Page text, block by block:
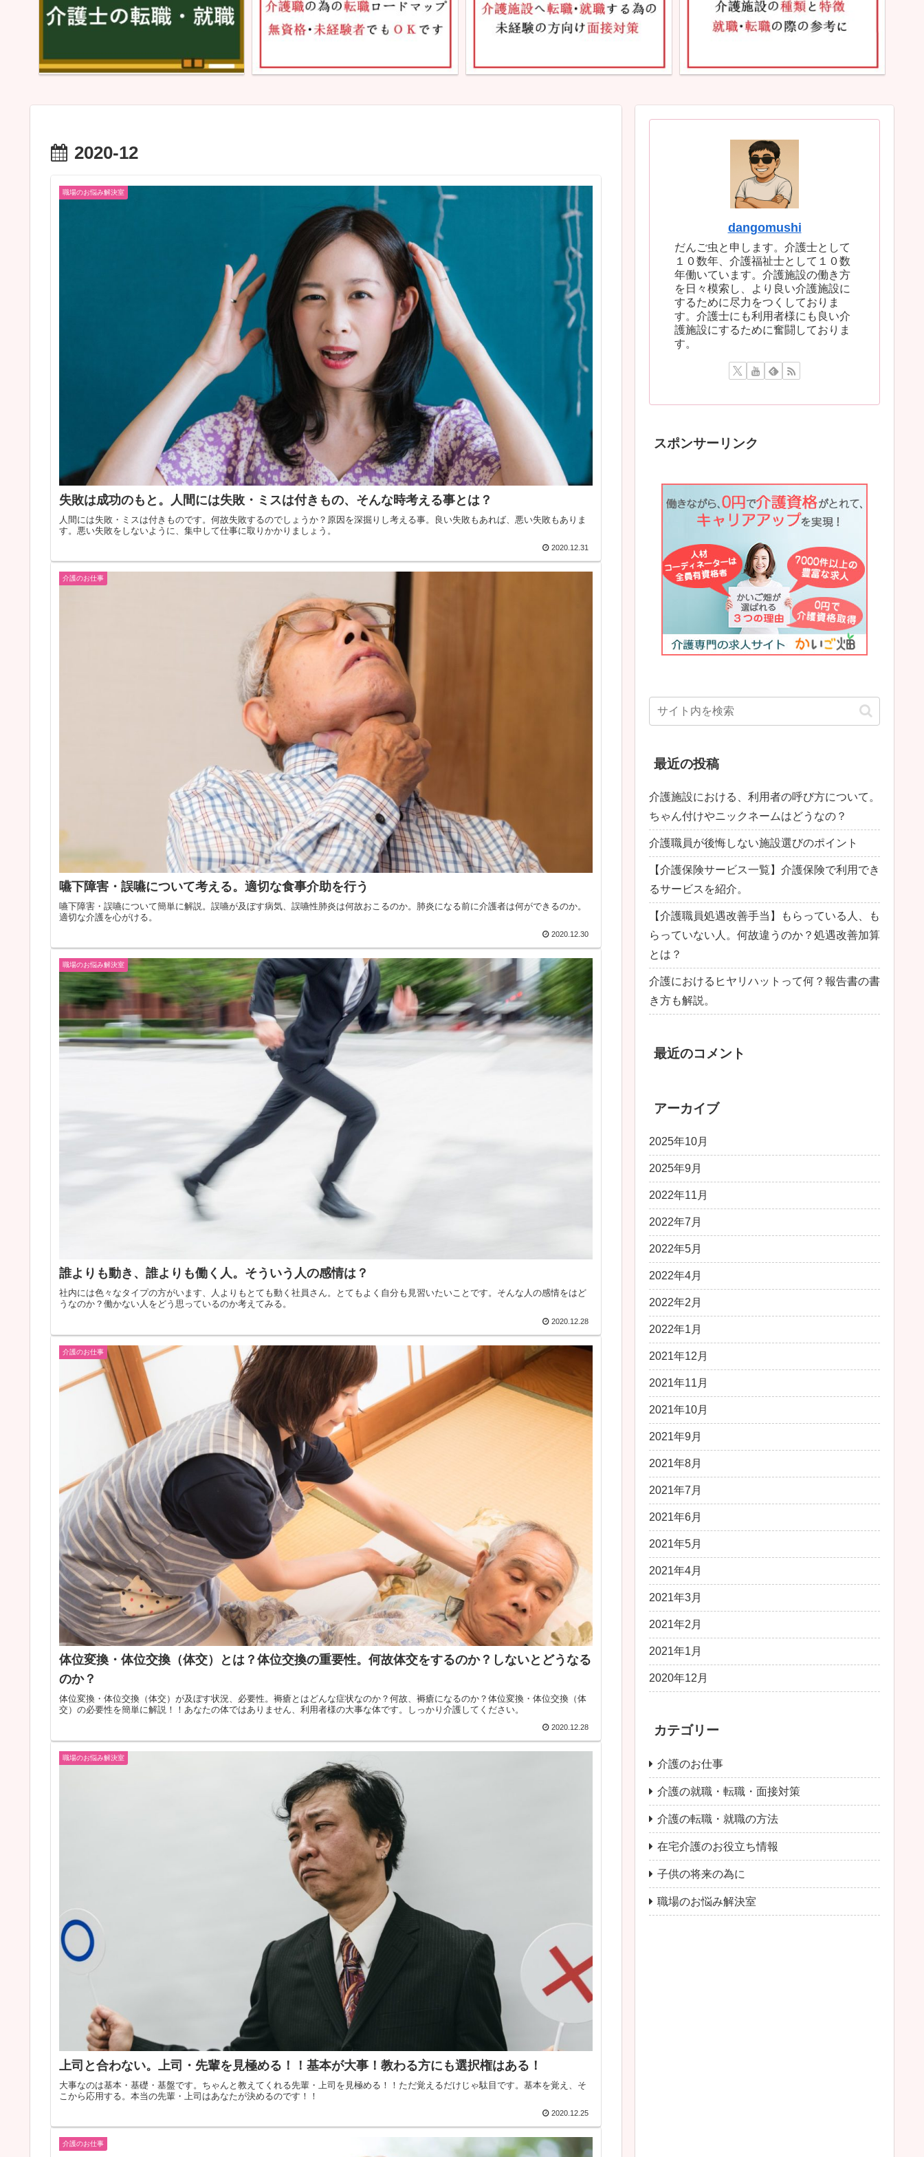
2020-12
職場のお悩み解決室
失敗は成功のもと。人間には失敗・ミスは付きもの、そんな時考える事とは？
人間には失敗・ミスは付きものです。何故失敗するのでしょうか？原因を深掘りし考える事。良い失敗もあれば、悪い失敗もありま
す。悪い失敗をしないように、集中して仕事に取りかかりましょう。
2020.12.31
介護のお仕事
嚥下障害・誤嚥について考える。適切な食事介助を行う
嚥下障害・誤嚥について簡単に解説。誤嚥が及ぼす病気、誤嚥性肺炎は何故おこるのか。肺炎になる前に介護者は何ができるのか。
適切な介護を心がける。
2020.12.30
職場のお悩み解決室
誰よりも動き、誰よりも働く人。そういう人の感情は？
社内には色々なタイプの方がいます、人よりもとても動く社員さん。とてもよく自分も見習いたいことです。そんな人の感情をはど
うなのか？働かない人をどう思っているのか考えてみる。
2020.12.28
介護のお仕事
体位変換・体位交換（体交）とは？体位交換の重要性。何故体交をするのか？しないとどうなる
のか？
体位変換・体位交換（体交）が及ぼす状況、必要性。褥瘡とはどんな症状なのか？何故、褥瘡になるのか？体位変換・体位交換（体
交）の必要性を簡単に解説！！あなたの体ではありません、利用者様の大事な体です。しっかり介護してください。
2020.12.28
職場のお悩み解決室
上司と合わない。上司・先輩を見極める！！基本が大事！教わる方にも選択権はある！
大事なのは基本・基礎・基盤です。ちゃんと教えてくれる先輩・上司を見極める！！ただ覚えるだけじゃ駄目です。基本を覚え、そ
こから応用する。本当の先輩・上司はあなたが決めるのです！！
2020.12.25
介護のお仕事
dangomushi
だんご虫と申します。介護士として
１０数年、介護福祉士として１０数
年働いています。介護施設の働き方
を日々模索し、より良い介護施設に
するために尽力をつくしておりま
す。介護士にも利用者様にも良い介
護施設にするために奮闘しておりま
す。
スポンサーリンク
最近の投稿
介護施設における、利用者の呼び方について。
ちゃん付けやニックネームはどうなの？
介護職員が後悔しない施設選びのポイント
【介護保険サービス一覧】介護保険で利用でき
るサービスを紹介。
【介護職員処遇改善手当】もらっている人、も
らっていない人。何故違うのか？処遇改善加算
とは？
介護におけるヒヤリハットって何？報告書の書
き方も解説。
最近のコメント
アーカイブ
2025年10月
2025年9月
2022年11月
2022年7月
2022年5月
2022年4月
2022年2月
2022年1月
2021年12月
2021年11月
2021年10月
2021年9月
2021年8月
2021年7月
2021年6月
2021年5月
2021年4月
2021年3月
2021年2月
2021年1月
2020年12月
カテゴリー
介護のお仕事
介護の就職・転職・面接対策
介護の転職・就職の方法
在宅介護のお役立ち情報
子供の将来の為に
職場のお悩み解決室